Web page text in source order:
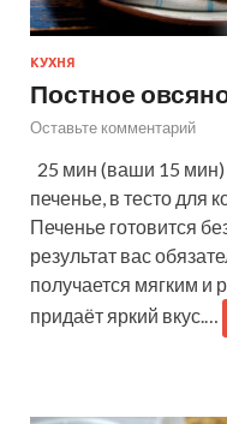
КУХНЯ
Постное
Оставьте комментарий
25 мин (ваши 15
печенье, в тесто для
Печенье готовится
результат вас
получается мягким и
придаёт яркий вкус.…